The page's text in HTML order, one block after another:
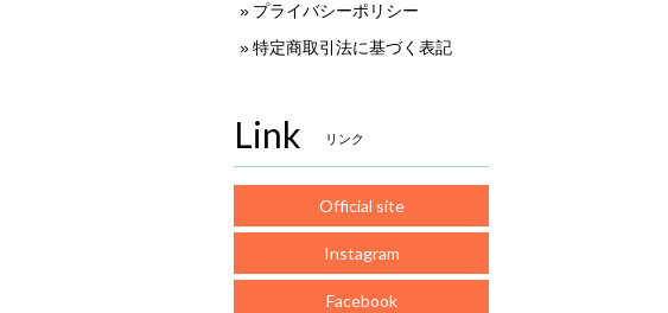
プライバシーポリシー
特定商取引法に基づく表記
Link リンク
Official site
Instagram
Facebook